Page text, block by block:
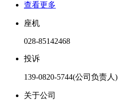
查看更多
座机
028-85142468
投诉
139-0820-5744(公司负责人)
关于公司